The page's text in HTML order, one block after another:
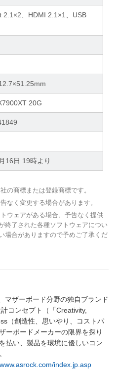
2.1×2、HDMI 2.1×1、USB
20G
16日 19時より
の商標または登録商標です。
なく変更する場合があります。
ウェアがある場合、予告なく提供
終了された各種ソフトウェアについ
場合がありますので予めご了承くだ
マザーボード分野の独自ブランド
コンセプト（「Creativity,
（創造性、思いやり、コストパ
ーボードメーカーの限界を探り
払い、製品を環境に優しいコン
index.jp.asp